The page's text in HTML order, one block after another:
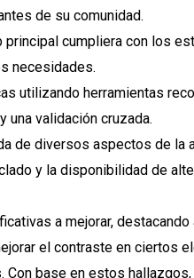
de su comunidad.
cumpliera con los
necesidades.
utilizando herramientas
una validación cruzada.
de diversos aspectos de
y la disponibilidad de
a mejorar,
el contraste en ciertos
base en estos